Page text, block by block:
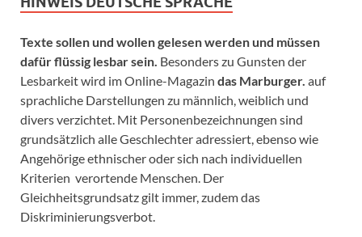
Texte sollen und wollen gelesen werden und müssen
dafür flüssig lesbar sein. Besonders zu Gunsten der
Lesbarkeit wird im Online-Magazin das Marburger. auf
sprachliche Darstellungen zu männlich, weiblich und
divers verzichtet. Mit Personenbezeichnungen sind
grundsätzlich alle Geschlechter adressiert, ebenso wie
Angehörige ethnischer oder sich nach individuellen
Kriterien verortende Menschen. Der
Gleichheitsgrundsatz gilt immer, zudem das
Diskriminierungsverbot.